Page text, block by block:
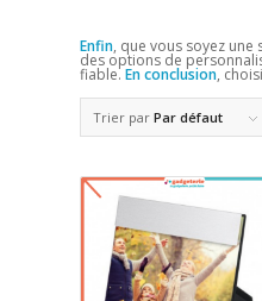
Enfin, que vous soyez
des options de
fiable. En conclusion,
Trier par Par défaut